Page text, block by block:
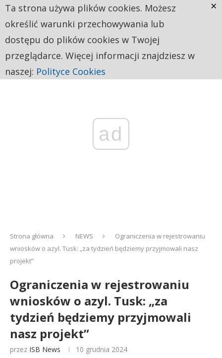
ad
Strona główna NEWS
Ograniczenia w rejestrowaniu
wniosków o azyl. Tusk: „za tydzień będziemy przyjmowali nasz
projekt”
Ograniczenia w rejestrowaniu
wniosków o azyl. Tusk: „za
tydzień będziemy przyjmowali
nasz projekt”
przez ISB News 10 grudnia 2024
Ta strona używa plików cookies. Możesz
określić warunki przechowywania lub
dostępu do plików cookies w Twojej
przeglądarce. Więcej informacji znajdziesz w
naszej: Polityce Cookies
×